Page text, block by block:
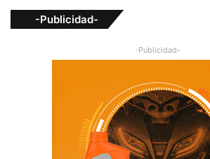
-Publicidad-
-Publicidad-